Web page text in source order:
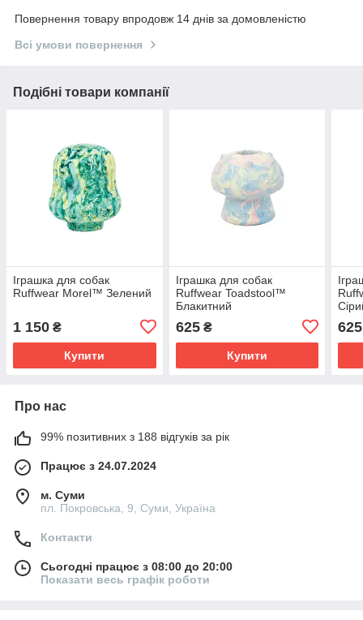
Повернення товару впродовж 14 днів за домовленістю
Всі умови повернення
Подібні товари компанії
Іграшка для собак
Ruffwear Morel™ Зелений
1 150 ₴
Купити
Іграшка для собак
Ruffwear Toadstool™
Блакитний
625₴
Купити
625
Про нас
99% позитивних з 188 відгуків за рік
Працює з 24.07.2024
м. Суми
пл. Покровська, 9, Суми, Україна
Контакти
Сьогодні працює з 08:00 до 20:00
Показати весь графік роботи